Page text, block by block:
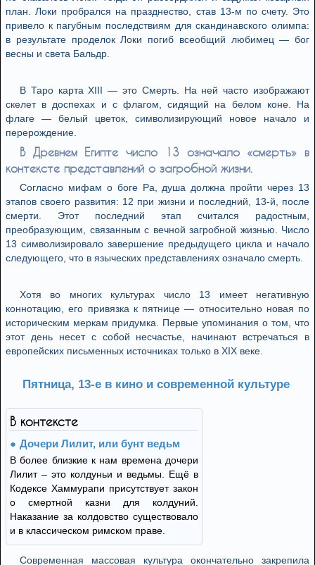
план. Локи пробрался на празднество, став 13-м по счету. Это
привело к пагубным последствиям для скандинавского олимпа:
в результате проделок Локи погиб всеобщий любимец — бог
весны и света Бальдр.
В Таро карта XIII — это Смерть. На ней часто изображают
скелет в доспехах и с флагом, сидящий на белом коне. На
флаге — белый цветок, символизирующий новое начало и
перерождение.
В Древнем Египте число 13 означало «смерть» в
контексте представлений о загробной жизни.
Согласно мифам о боге Ра, душа должна пройти через 13
этапов своего развития: 12 при жизни и последний, 13-й, после
смерти. Этот последний этап считался радостным,
преобразующим, связанным с вечной загробной жизнью. Число
13 символизировало завершение предыдущего цикла и начало
следующего, что в языческих представлениях означало смерть.
Хотя во многих культурах число 13 имеет негативную
коннотацию, его привязка к пятнице — относительно новая по
историческим меркам придумка. Первые упоминания о том, что
этот день несет с собой несчастье, начинают встречаться в
европейских письменных источниках только в XIX веке.
Пятница, 13-е в кино и современной культуре
В контексте
Дочери Лилит, или бунт ведьм
В более близкие к нам времена дочери
Лилит – это колдуньи и ведьмы. Ещё в
Кодексе Хаммурапи присутствует закон
о смертной казни для колдуний.
Наказание за колдовство существовало
и в классическом римском праве.
Современная массовая культура окончательно закрепила